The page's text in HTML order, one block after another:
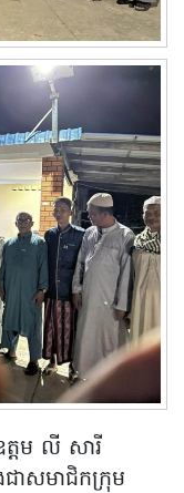
ត្តម លី សារី
ាសមាជិកក្រុម